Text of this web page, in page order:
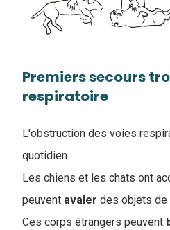
Premiers secours
respiratoire
L'obstruction des voies
quotidien.
Les chiens et les chats ont
peuvent avaler des objets de
Ces corps étrangers peuvent